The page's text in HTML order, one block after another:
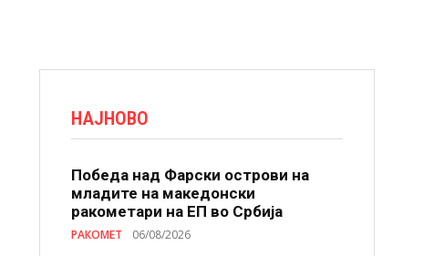
НАЈНОВО
Победа над Фарски острови на
младите на македонски
ракометари на ЕП во Србија
РАКОМЕТ 06/08/2026